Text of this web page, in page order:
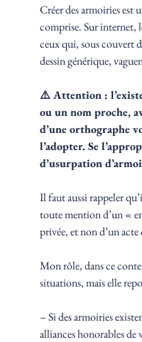
Créer des armoiries est
comprise. Sur internet,
ceux qui, sous couvert
dessin générique,
⚠️ Attention :
ou un nom proche,
d’une orthographe
l’adopter. Se
d’usurpation
Il faut aussi rappeler
toute mention d’un «
privée, et non d’un
Mon rôle, dans ce
situations, mais elle
– Si des armoiries
alliances honorables de